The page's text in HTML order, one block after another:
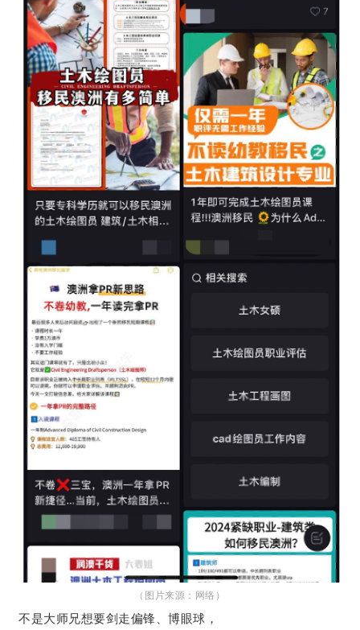
（图片来源：网络）
不是大师兄想要剑走偏锋、博眼球，